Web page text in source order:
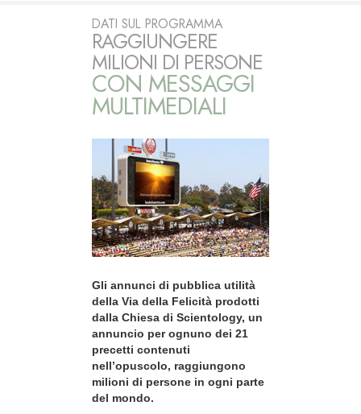
DATI SUL PROGRAMMA
RAGGIUNGERE
MILIONI DI PERSONE
CON MESSAGGI
MULTIMEDIALI
Gli annunci di pubblica utilità
della Via della Felicità prodotti
dalla Chiesa di Scientology, un
annuncio per ognuno dei 21
precetti contenuti
nell’opuscolo, raggiungono
milioni di persone in ogni parte
del mondo.